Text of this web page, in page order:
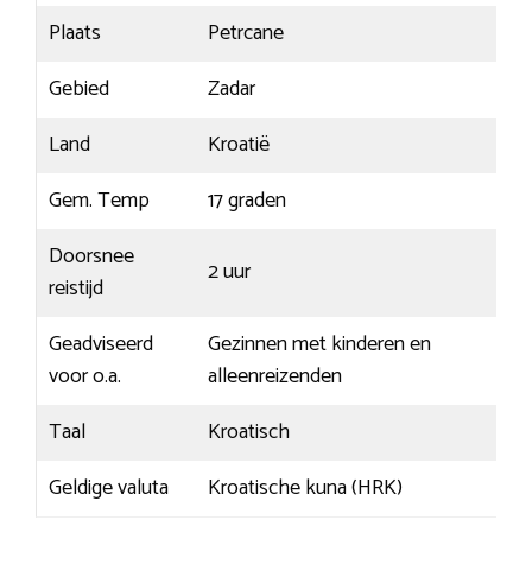
Plaats
Petrcane
Gebied
Zadar
Land
Kroatië
Gem. Temp
17 graden
Doorsnee
reistijd
2 uur
Geadviseerd
voor o.a.
Gezinnen met kinderen en
alleenreizenden
Taal
Kroatisch
Geldige valuta
Kroatische kuna (HRK)